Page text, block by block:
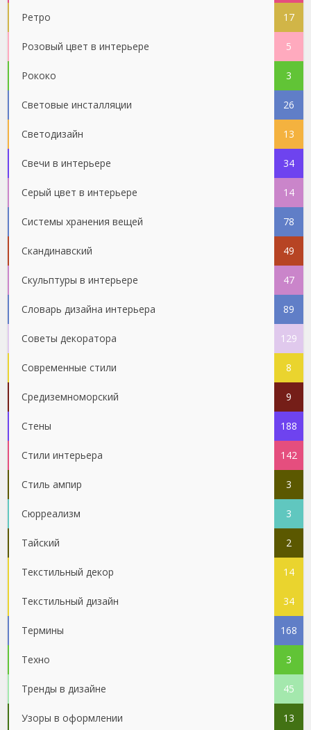
Ретро 17
Розовый цвет в интерьере 5
Рококо 3
Световые инсталляции 26
Светодизайн 13
Свечи в интерьере 34
Серый цвет в интерьере 14
Системы хранения вещей 78
Скандинавский 49
Скульптуры в интерьере 47
Словарь дизайна интерьера 89
Советы декоратора 129
Современные стили 8
Средиземноморский 9
Стены 188
Стили интерьера 142
Стиль ампир 3
Сюрреализм 3
Тайский 2
Текстильный декор 14
Текстильный дизайн 34
Термины 168
Техно 3
Тренды в дизайне 45
Узоры в оформлении 13